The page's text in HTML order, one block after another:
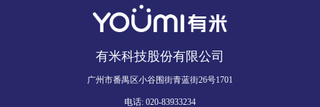
有米科技股份有限公司
广州市番禺区小谷围街青蓝街26号1701
电话: 020-83933234